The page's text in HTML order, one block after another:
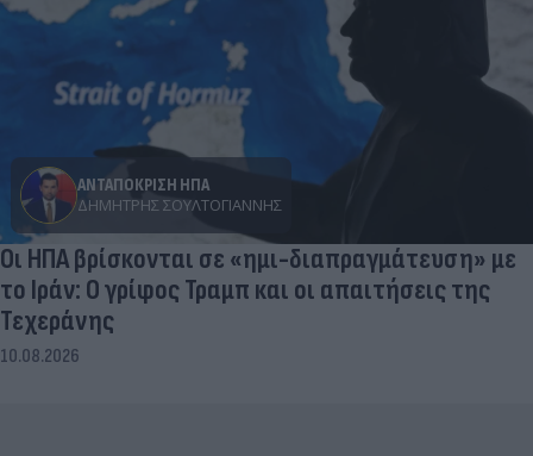
ΑΝΤΑΠΟΚΡΙΣΗ ΗΠΑ
ΔΗΜΉΤΡΗΣ ΣΟΥΛΤΟΓΙΆΝΝΗΣ
Οι ΗΠΑ βρίσκονται σε «ημι-διαπραγμάτευση» με
το Ιράν: Ο γρίφος Τραμπ και οι απαιτήσεις της
Τεχεράνης
10.08.2026